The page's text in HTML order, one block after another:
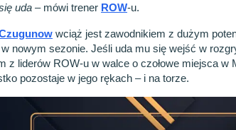
uda – mówi trener ROW-u.
wciąż jest zawodnikiem z dużym
nowym sezonie. Jeśli uda mu się wejść w
z liderów ROW-u w walce o czołowe miejsca w
pozostaje w jego rękach – i na torze.